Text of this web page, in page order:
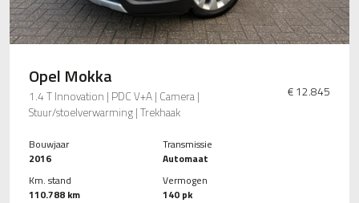
Opel Mokka
1.4 T Innovation | PDC V+A | Camera |
Stuur/stoelverwarming | Trekhaak
€ 12.845
Bouwjaar
2016
Km. stand
110.788 km
Transmissie
Automaat
Vermogen
140 pk